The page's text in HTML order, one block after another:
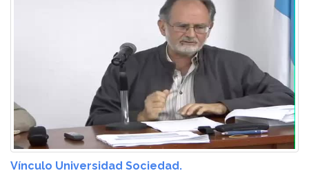
Vínculo Universidad Sociedad.